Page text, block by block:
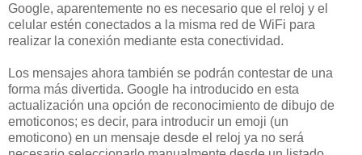
Google, aparentemente no es necesario que el reloj y el
celular estén conectados a la misma red de WiFi para
realizar la conexión mediante esta conectividad.
Los mensajes ahora también se podrán contestar de una
forma más divertida. Google ha introducido en esta
actualización una opción de reconocimiento de dibujo de
emoticonos; es decir, para introducir un emoji (un
emoticono) en un mensaje desde el reloj ya no será